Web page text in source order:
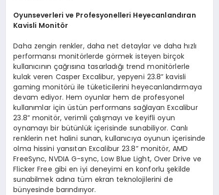
Oyunseverleri ve Profesyonelleri Heyecanlandıran
Kavisli Monitör
Daha zengin renkler, daha net detaylar ve daha hızlı
performansı monitörlerde görmek isteyen birçok
kullanıcının çağrısına tasarladığı trend monitörlerle
kulak veren Casper Excalibur, yepyeni 23.8” kavisli
gaming monitörü ile tüketicilerini heyecanlandırmaya
devam ediyor. Hem oyunlar hem de profesyonel
kullanımlar için üstün performans sağlayan Excalibur
23.8” monitör, verimli çalışmayı ve keyifli oyun
oynamayı bir bütünlük içerisinde sunabiliyor. Canlı
renklerin net halini sunan, kullanıcıya oyunun içerisinde
olma hissini yansıtan Excalibur 23.8” monitör, AMD
FreeSync, NVDIA G-sync, Low Blue Light, Over Drive ve
Flicker Free gibi en iyi deneyimi en konforlu şekilde
sunabilmek adına tüm ekran teknolojilerini de
bünyesinde barındırıyor.